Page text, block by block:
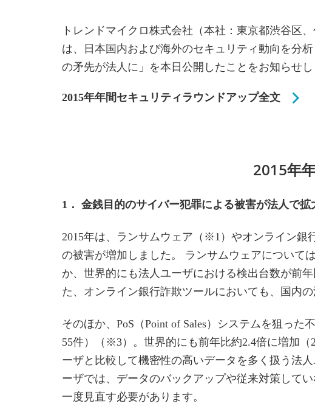
トレンドマイクロ株式会社（本社：東京都渋谷区
は、日本国内および海外のセキュリティ動向を分
の矛先が法人に」を本日公開したことをお知らせし
2015年年間セキュリティラウンドアップ全文
2015年
1． 金銭目的のサイバー犯罪による被害が法人で拡
2015年は、ランサムウェア（※1）やオンライン
の被害が増加しました。 ランサムウェアについて
か、世界的にも法人ユーザにおける検出台数が前
た、オンライン銀行詐欺ツールにおいても、国内
そのほか、PoS（Point of Sales）システムを狙っ
55件）（※3）。世界的にも前年比約2.4倍に増加
ーザと比較して機密性の高いデータを多く扱う法
ーザでは、データのバックアップや従来対策して
一度見直す必要があります。